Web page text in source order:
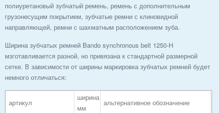
полиуретановый зубчатый ремень, ремень с дополнительным
грузонесущим покрытием, зубчатые ремни с клиновидной
направляющей, ремни с шахматным расположением зуба.
Ширина зубчатых ремней Bando synchronous belt 1250-H
мзготавливается разной, но привязана к стандартной размерной
сетке. В зависимости от ширины маркировка зубчатых ремней будет
немного отличаться:
артикул
ширина
мм
альтернативное обозначение